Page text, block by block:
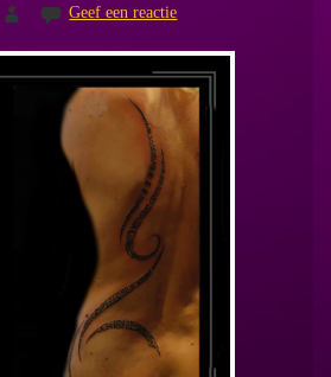
Geef een reactie